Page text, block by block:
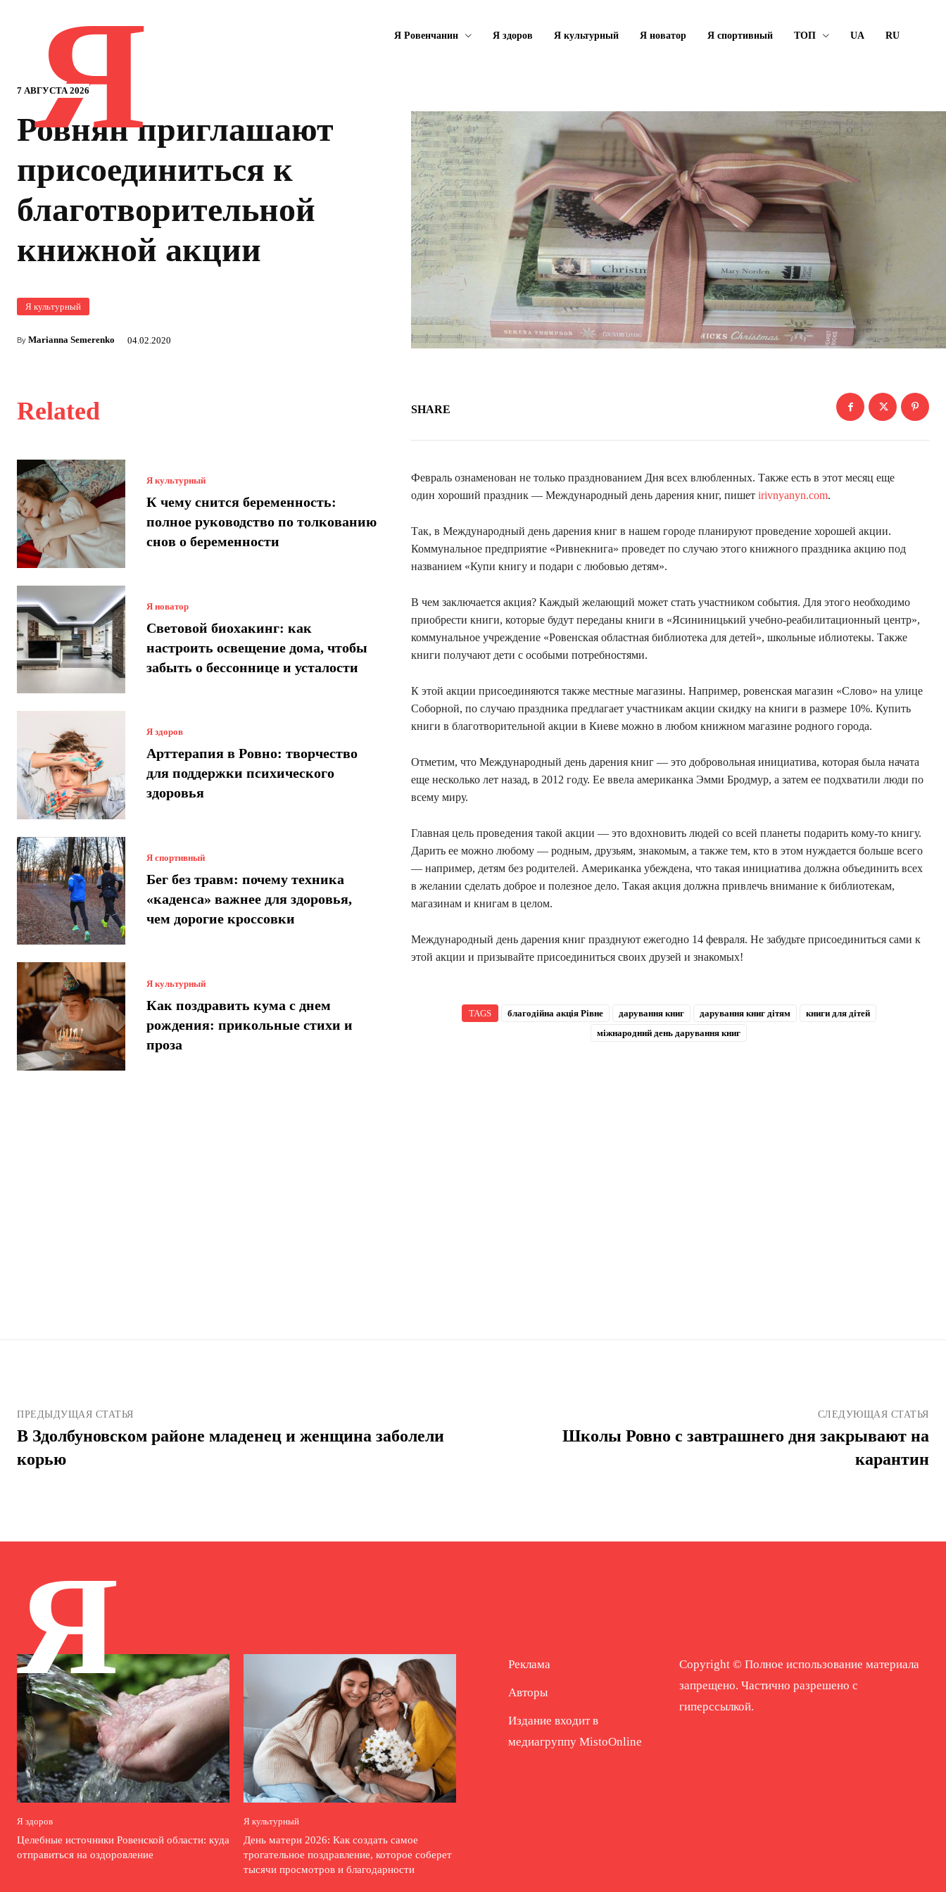
7 АВГУСТА 2026
Я Я Ровенчанин Я здоров Я культурный Я новатор Я спортивный ТОП UA RU
Ровнян приглашают
присоединиться к
благотворительной
книжной акции
Я культурный
By Marianna Semerenko 04.02.2020
Related
Я культурный
К чему снится беременность:
полное руководство по толкованию
снов о беременности
Я новатор
Световой биохакинг: как
настроить освещение дома, чтобы
забыть о бессоннице и усталости
Я здоров
Арттерапия в Ровно: творчество
для поддержки психического
здоровья
Я спортивный
Бег без травм: почему техника
«каденса» важнее для здоровья,
чем дорогие кроссовки
Я культурный
Как поздравить кума с днем ​​
рождения: прикольные стихи и
проза
SHARE
Февраль ознаменован не только празднованием Дня всех влюбленных. Также есть в этот месяц еще
один хороший праздник — Международный день дарения книг, пишет irivnyanyn.com.
Так, в Международный день дарения книг в нашем городе планируют проведение хорошей акции.
Коммунальное предприятие «Ривнекнига» проведет по случаю этого книжного праздника акцию под
названием «Купи книгу и подари с любовью детям».
В чем заключается акция? Каждый желающий может стать участником события. Для этого необходимо
приобрести книги, которые будут переданы книги в «Ясининицький учебно-реабилитационный центр»,
коммунальное учреждение «Ровенская областная библиотека для детей», школьные иблиотекы. Также
книги получают дети с особыми потребностями.
К этой акции присоединяются также местные магазины. Например, ровенская магазин «Слово» на улице
Соборной, по случаю праздника предлагает участникам акции скидку на книги в размере 10%. Купить
книги в благотворительной акции в Киеве можно в любом книжном магазине родного города.
Отметим, что Международный день дарения книг — это добровольная инициатива, которая была начата
еще несколько лет назад, в 2012 году. Ее ввела американка Эмми Бродмур, а затем ее подхватили люди по
всему миру.
Главная цель проведения такой акции — это вдохновить людей со всей планеты подарить кому-то книгу.
Дарить ее можно любому — родным, друзьям, знакомым, а также тем, кто в этом нуждается больше всего
— например, детям без родителей. Американка убеждена, что такая инициатива должна объединить всех
в желании сделать доброе и полезное дело. Такая акция должна привлечь внимание к библиотекам,
магазинам и книгам в целом.
Международный день дарения книг празднуют ежегодно 14 февраля. Не забудьте присоединиться сами к
этой акции и призывайте присоединиться своих друзей и знакомых!
TAGS благодійна акція Рівне дарування книг дарування книг дітям
книги для дітей
міжнародний день дарування книг
ПРЕДЫДУЩАЯ СТАТЬЯ
В Здолбуновском районе младенец и женщина заболели
корью
СЛЕДУЮЩАЯ СТАТЬЯ
Школы Ровно с завтрашнего дня закрывают на
карантин
Я
Я здоров
Целебные источники Ровенской области: куда
отправиться на оздоровление
Я культурный
День матери 2026: Как создать самое
трогательное поздравление, которое соберет
тысячи просмотров и благодарности
Реклама
Авторы
Издание входит в
медиагруппу MistoOnline
Copyright © Полное использование материала
запрещено. Частично разрешено с
гиперссылкой.